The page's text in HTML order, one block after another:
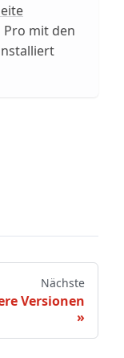
Pro mit den
Nächste
Versionen